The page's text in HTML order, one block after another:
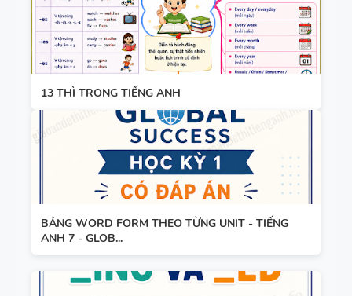
13 THÌ TRONG TIẾNG ANH
BẢNG WORD FORM THEO TỪNG UNIT - TIẾNG
ANH 7 - GLOB...